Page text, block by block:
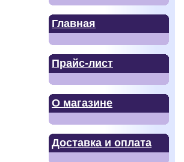
Главная
Прайс-лист
О магазине
Доставка и оплата